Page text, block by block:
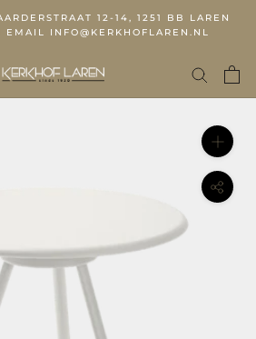
12-14, 1251 BB LAREN
INFO@KERKHOFLAREN.NL